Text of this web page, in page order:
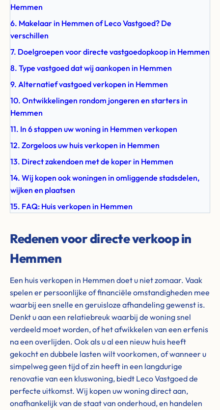
Hemmen
6. Makelaar in Hemmen of Leco Vastgoed? De
verschillen
7. Doelgroepen voor directe vastgoedopkoop in Hemmen
8. Type vastgoed dat wij aankopen in Hemmen
9. Alternatief vastgoed verkopen in Hemmen
10. Ontwikkelingen rondom jongeren en starters in
Hemmen
11. In 6 stappen uw woning in Hemmen verkopen
12. Zorgeloos uw huis verkopen in Hemmen
13. Direct zakendoen met de koper in Hemmen
14. Wij kopen ook woningen in omliggende stadsdelen,
wijken en plaatsen
15. FAQ: Huis verkopen in Hemmen
Redenen voor directe verkoop in
Hemmen
Een huis verkopen in Hemmen doet u niet zomaar. Vaak
spelen er persoonlijke of financiële omstandigheden mee
waarbij een snelle en geruisloze afhandeling gewenst is.
Denkt u aan een relatiebreuk waarbij de woning snel
verdeeld moet worden, of het afwikkelen van een erfenis
na een overlijden. Ook als u al een nieuw huis heeft
gekocht en dubbele lasten wilt voorkomen, of wanneer u
simpelweg geen tijd of zin heeft in een langdurige
renovatie van een kluswoning, biedt Leco Vastgoed de
perfecte uitkomst. Wij kopen uw woning direct aan,
onafhankelijk van de staat van onderhoud, en handelen